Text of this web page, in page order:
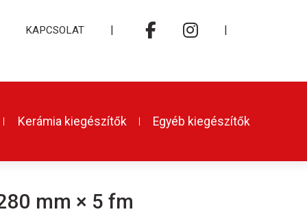
KAPCSOLAT | |
Kerámia kiegészítők Egyéb kiegészítők
mm × 5 fm